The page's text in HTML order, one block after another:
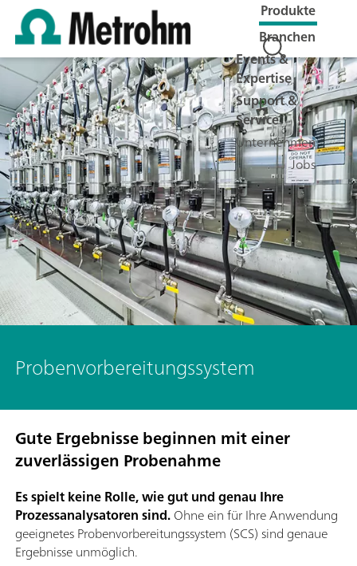
Produkte
Branchen
Events &
Expertise
Support &
Service
Unternehmen
Jobs
Probenvorbereitungssystem
Gute Ergebnisse beginnen mit einer
zuverlässigen Probenahme
Es spielt keine Rolle, wie gut und genau Ihre
Prozessanalysatoren sind.Ohne ein für Ihre Anwendung
geeignetes Probenvorbereitungssystem (SCS) sind genaue
Ergebnisse unmöglich.